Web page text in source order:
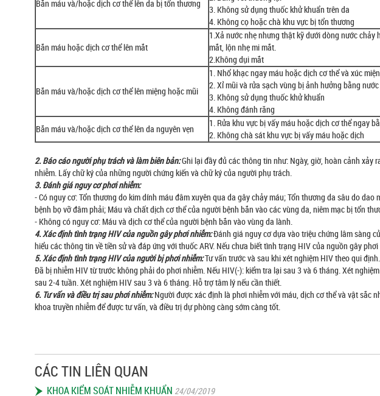
Bắn máu và/hoặc dịch cơ thể lên da bị tổn thương
3. Không sử dụng thuốc khử khuẩn trên da
4. Không cọ hoặc chà khu vực bị tổn thương
Bắn máu hoặc dịch cơ thể lên mắt
1.Xả nước nhẹ nhưng thật kỹ dưới dòng nước
mắt, lộn nhẹ mi mắt.
2.Không dụi mắt
Bắn máu và/hoặc dịch cơ thể lên miệng hoặc mũi
1. Nhổ khạc ngay máu hoặc dịch cơ thể và xúc
2. Xỉ mũi và rửa sạch vùng bị ảnh hưởng bằng
3. Không sử dụng thuốc khử khuẩn
4. Không đánh răng
Bắn máu và/hoặc dịch cơ thể lên da nguyên vẹn
1. Rửa khu vực bị vấy máu hoặc dịch cơ thể ngay
2. Không chà sát khu vực bị vấy máu hoặc dịch
2. Báo cáo người phụ trách và làm biên bản:Ghi lại đầy đủ các thông tin như: Ngày, giờ, hoàn cảnh xảy
nhiễm. Lấy chữ ký của những người chứng kiến và chữ ký của người phụ trách.
3. Đánh giá nguy cơ phơi nhiễm:
- Có nguy cơ: Tổn thương do kim dính máu đâm xuyên qua da gây chảy máu; Tổn thương da sâu do
bệnh bọ vỡ đâm phải; Máu và chất dịch cơ thể của người bệnh bắn vào các vùng da, niêm mạc bị tổn
- Không có nguy cơ: Máu và dịch cơ thể của người bệnh bắn vào vùng da lành.
4. Xác định tình trạng HIV của nguồn gây phơi nhiễm:Đánh giá nguy cơ dựa vào triệu chứng lâm sàng
hiểu các thông tin về tiền sử và đáp ứng với thuốc ARV. Nếu chưa biết tình trạng HIV của nguồn gây
5. Xác định tình trạng HIV của người bị phơi nhiễm:Tư vấn trước và sau khi xét nghiệm HIV theo qui
Đã bị nhiễm HIV từ trước không phải do phơi nhiễm. Nếu HIV(-): kiểm tra lại sau 3 và 6 tháng. Xét
sau 2-4 tuần. Xét nghiệm HIV sau 3 và 6 tháng. Hỗ trợ tâm lý nếu cần thiết.
6. Tư vấn và điều trị sau phơi nhiễm:Người được xác định là phơi nhiễm với máu, dịch cơ thể và vật sắc
khoa truyền nhiễm để được tư vấn, và điều trị dự phòng càng sớm càng tốt.
CÁC TIN LIÊN QUAN
KHOA KIỂM SOÁT NHIỄM KHUẨN 24/04/2019